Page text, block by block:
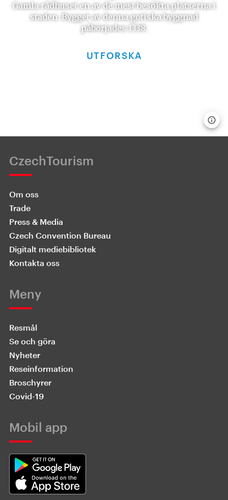
Gamla rådhuset en av de mest besökta platserna i
staden. Bygget av denna gotiska byggnad
påbörjades 1338.
UTFORSKA
CzechTourism
Om oss
Trade
Press & Media
Czech Convention Bureau
Digitalt mediebibliotek
Kontakta oss
Meny
Resmål
Se och göra
Nyheter
Reseinformation
Broschyrer
Covid-19
Mobil app